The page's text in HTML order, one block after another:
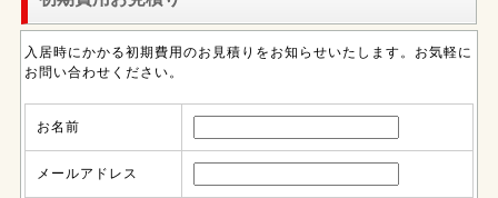
入居時にかかる初期費用のお見積りをお知らせいたします。お気軽に
お問い合わせください。
お名前
メールアドレス